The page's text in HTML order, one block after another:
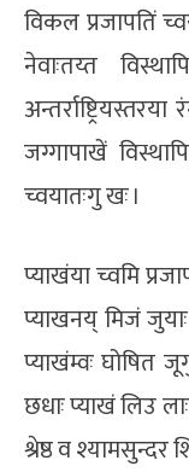
विकल प्रजापतिं
नेवाःतय्त
जग्गापाखें
च्वयातःगु खः ।
प्याखंया च्वमि
प्याखनय् मिजं जुयाः
प्याखंम्वः घोषित
छधाः प्याखं लिउ
श्रेष्ठ व श्यामसुन्दर